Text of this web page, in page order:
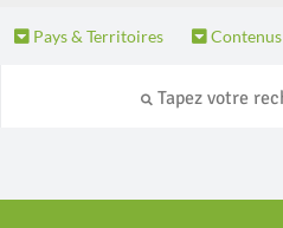
Pays & Territoires Contenus